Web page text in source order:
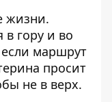
жизни.
гору и во
маршрут
просит
не в верх.